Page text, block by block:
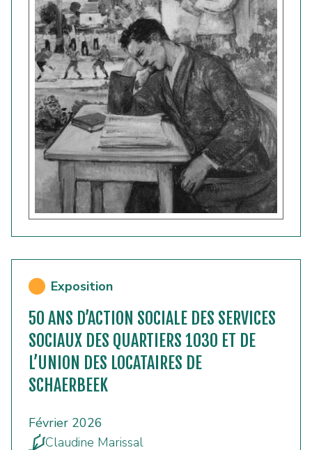
Exposition
50 ANS D’ACTION SOCIALE DES SERVICES
SOCIAUX DES QUARTIERS 1030 ET DE
L’UNION DES LOCATAIRES DE
SCHAERBEEK
Février 2026
Claudine Marissal